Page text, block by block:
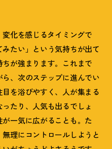
化を感じるタイミングで
たい」という気持ちが出て
が強まります。これまで
、次のステップに進んでい
を浴びやすく、人が集まる
たり、人気も出るでしょ
一気に広がることも。た
理にコントロールしようと